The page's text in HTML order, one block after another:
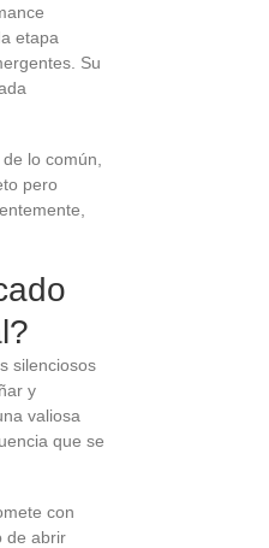
etapa
Su
lo común,
pero
silenciosos
y
valiosa
que se
con
de abrir